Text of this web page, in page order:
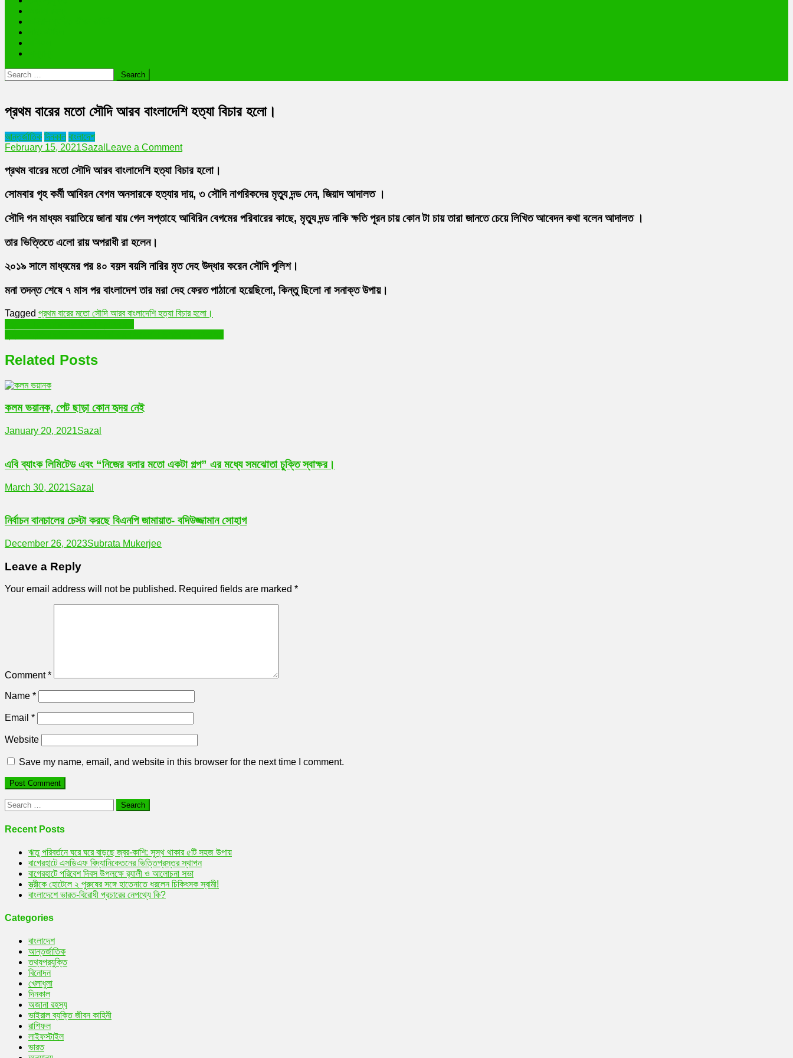
Search
for:
প্রথম বারের মতো সৌদি আরব বাংলাদেশি হত্যা বিচার হলো।
আন্তর্জাতিক দিনকাল বাংলাদেশ
February 15, 2021Sazal Leave a Commenton
বারের
সৌদি
আরব
বাংলাদেশি
হত্যা
প্রথম বারের মতো সৌদি আরব বাংলাদেশি হত্যা বিচার হলো।
সোমবার গৃহ কর্মী আবিরন বেগম অনসারকে হত্যার দায়, ৩ সৌদি নাগরিকদের মৃত্যু দন্ড দেন, জিয়াদ আদালত ।
সৌদি গন মাধ্যম বয়াতিয়ে জানা যায় গেল সপ্তাহে আবিরিন বেগমের পরিবারের কাছে, মৃত্যু দন্ড নাকি ক্ষতি পূরন চায় কোন টা চায় তারা জানতে চেয়ে লিখিত আবেদন কথা বলেন আদালত ।
তার ভিত্তিতে এলো রায় অপরাধী রা হলেন।
২০১৯ সালে মাধ্যমের পর ৪০ বয়স বয়সি নারির মৃত দেহ উদ্ধার করেন সৌদি পুলিশ।
মনা তদন্ত শেষে ৭ মাস পর বাংলাদেশ তার মরা দেহ ফেরত পাঠানো হয়েছিলো, কিন্তু ছিলো না সনাক্ত উপায়।
Tagged প্রথম বারের মতো সৌদি আরব বাংলাদেশি হত্যা বিচার হলো।
Post
navigation
Related Posts
কলম ভয়ানক, পেট ছাড়া কোন হৃদয় নেই
January 20, 2021Sazal
এবি ব্যাংক লিমিটেড এবং “নিজের বলার মতো একটা গল্প” এর মধ্যে সমঝোতা চুক্তি স্বাক্ষর।
March 30, 2021Sazal
নির্বাচন বানচালের চেস্টা করছে বিএনপি জামায়াত- বদিউজ্জামান সোহাগ
December 26, 2023Subrata Mukerjee
Leave a Reply
Your email address will not be published. Required fields are marked *
Comment*
Name *
Email *
Website
Save my name, email, and website in this browser for the next time I comment.
Search
for:
Recent Posts
ঋতু পরিবর্তনে ঘরে ঘরে বাড়ছে জ্বর-কাশি: সুস্থ থাকার ৫টি সহজ উপায়
বাগেরহাটে এসডিএফ বিদ্যানিকেতনের ভিত্তিপ্রস্তর স্থাপন
বাগেরহাটে পরিবেশ দিবস উপলক্ষে র‌্যালী ও আলোচনা সভা
স্ত্রীকে হোটেলে ২ পুরুষের সঙ্গে হাতেনাতে ধরলেন চিকিৎসক স্বামী!
বাংলাদেশে ভারত-বিরোধী প্রচারের নেপথ্যে কি?
Categories
বাংলাদেশ
আন্তর্জাতিক
তথ্যপ্রযুক্তি
বিনোদন
খেলাধুলা
দিনকাল
অজানা রহস্য
ভাইরাল ব্যক্তি জীবন কাহিনী
রাশিফল
লাইফস্টাইল
ভারত